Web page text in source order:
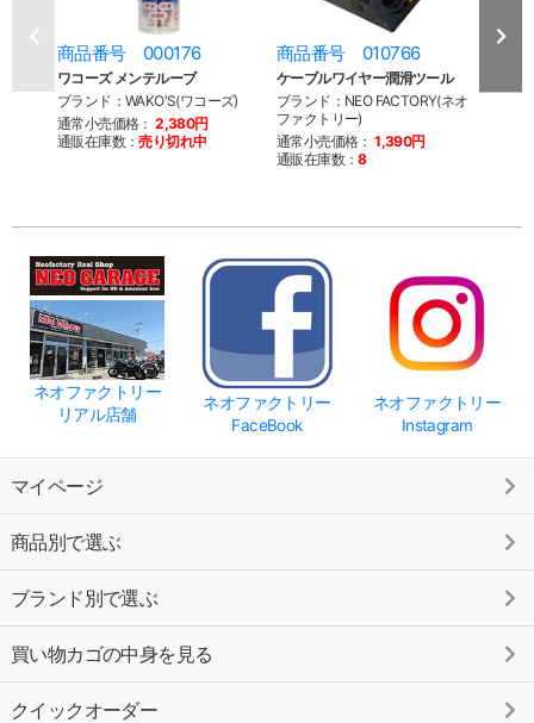
商品番号 000176
ワコーズ メンテルーブ
ブランド：WAKO'S(ワコーズ)
通常小売価格： 2,380円
通販在庫数：売り切れ中
商品番号 010766
ケーブルワイヤー潤滑ツール
ブランド：NEO FACTORY(ネオ
ファクトリー)
通常小売価格： 1,390円
通販在庫数：8
ーブ
ネオファクトリー
リアル店舗
ネオファクトリー
FaceBook
ネオファクトリー
Instagram
マイページ
商品別で選ぶ
ブランド別で選ぶ
買い物カゴの中身を見る
クイックオーダー